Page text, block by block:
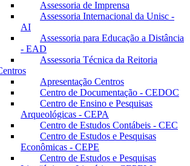
Assessoria de Imprensa
Assessoria Internacional da Unisc -
AI
Assessoria para Educação a Distância
- EAD
Assessoria Técnica da Reitoria
Apresentação Centros
Centro de Documentação - CEDOC
Centro de Ensino e Pesquisas
Arqueológicas - CEPA
Centro de Estudos Contábeis - CEC
Centro de Estudos e Pesquisas
Econômicas - CEPE
Centro de Estudos e Pesquisas